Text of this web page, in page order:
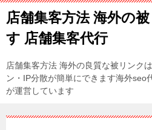
店舗集客方法 海外の
す 店舗集客代行
店舗集客方法 海外の良質な被リンク
ン・IP分散が簡単にできます海外seo
が運営しています